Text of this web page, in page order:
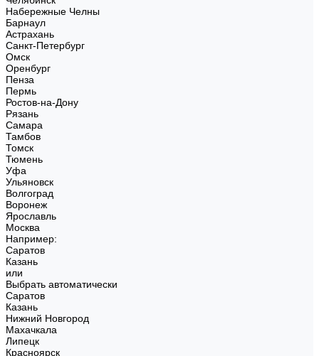
Набережные Челны
Барнаул
Астрахань
Санкт-Петербург
Омск
Оренбург
Пенза
Пермь
Ростов-на-Дону
Рязань
Самара
Тамбов
Томск
Тюмень
Уфа
Ульяновск
Волгоград
Воронеж
Ярославль
Москва
Например:
Саратов
Казань
или
Выбрать автоматически
Саратов
Казань
Нижний Новгород
Махачкала
Липецк
Красноярск